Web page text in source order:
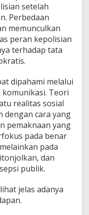
setelah
Perbedaan
memunculkan
peran kepolisian
terhadap tata
dipahami melalui
Teori
realitas sosial
dengan cara yang
pemaknaan yang
pada benar
pada
dan
publik.
jelas adanya